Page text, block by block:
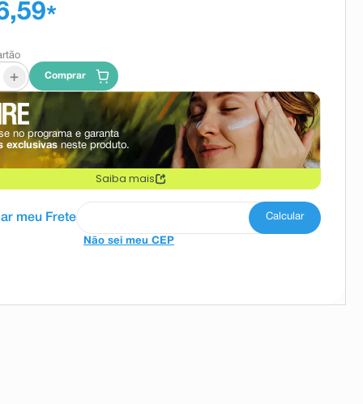
*
+ Comprar
no programa e garanta
exclusivasneste produto.
Saiba mais
Não sei meu CEP